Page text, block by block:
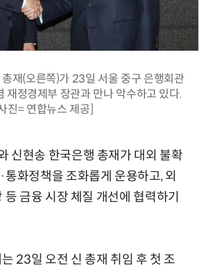
재(오른쪽)가 23일 서울 중구 은행회관
재정경제부 장관과 만나 악수하고 있다.
진= 연합뉴스 제공]
신현송 한국은행 총재가 대외 불확
화정책을 조화롭게 운용하고, 외
금융 시장 체질 개선에 협력하기
23일 오전 신 총재 취임 후 첫 조